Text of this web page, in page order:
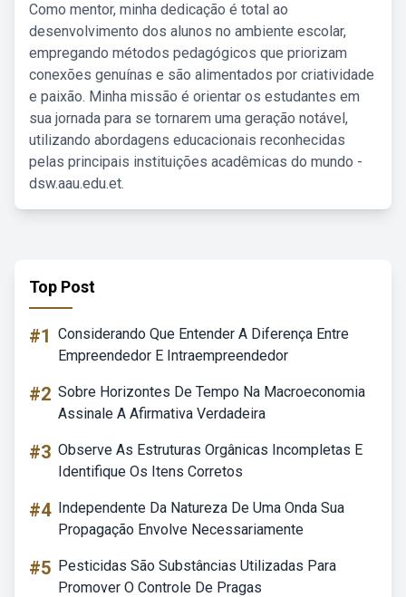
Como mentor, minha dedicação é total ao
desenvolvimento dos alunos no ambiente escolar,
empregando métodos pedagógicos que priorizam
conexões genuínas e são alimentados por criatividade
e paixão. Minha missão é orientar os estudantes em
sua jornada para se tornarem uma geração notável,
utilizando abordagens educacionais reconhecidas
pelas principais instituições acadêmicas do mundo -
dsw.aau.edu.et.
Top Post
#1 Considerando Que Entender A Diferença Entre
Empreendedor E Intraempreendedor
#2 Sobre Horizontes De Tempo Na Macroeconomia
Assinale A Afirmativa Verdadeira
#3 Observe As Estruturas Orgânicas Incompletas E
Identifique Os Itens Corretos
#4 Independente Da Natureza De Uma Onda Sua
Propagação Envolve Necessariamente
#5 Pesticidas São Substâncias Utilizadas Para
Promover O Controle De Pragas